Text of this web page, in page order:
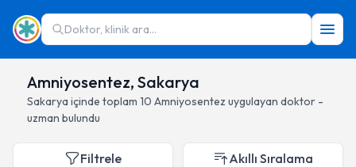
Doktor, klinik ara...
Amniyosentez, Sakarya
Sakarya içinde toplam 10 Amniyosentez uygulayan doktor -
uzman bulundu
Filtrele Akıllı Sıralama